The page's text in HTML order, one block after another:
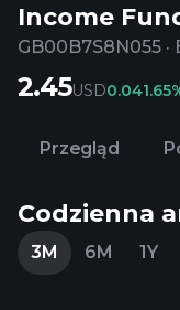
Income
GB00B7S8N055 ·
2.45USD0.04
Przegląd
Codzienna
3M 6M 1Y